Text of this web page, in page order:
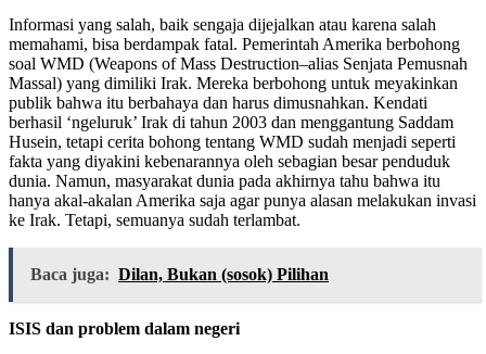
Informasi yang salah, baik sengaja dijejalkan atau karena salah
memahami, bisa berdampak fatal. Pemerintah Amerika berbohong
soal WMD (Weapons of Mass Destruction–alias Senjata Pemusnah
Massal) yang dimiliki Irak. Mereka berbohong untuk meyakinkan
publik bahwa itu berbahaya dan harus dimusnahkan. Kendati
berhasil ‘ngeluruk’ Irak di tahun 2003 dan menggantung Saddam
Husein, tetapi cerita bohong tentang WMD sudah menjadi seperti
fakta yang diyakini kebenarannya oleh sebagian besar penduduk
dunia. Namun, masyarakat dunia pada akhirnya tahu bahwa itu
hanya akal-akalan Amerika saja agar punya alasan melakukan invasi
ke Irak. Tetapi, semuanya sudah terlambat.
Baca juga: Dilan, Bukan (sosok) Pilihan
ISIS dan problem dalam negeri